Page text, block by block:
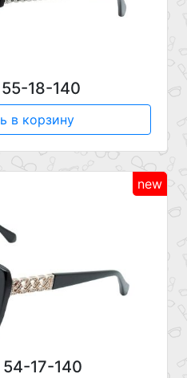
55-18-140
в корзину
new
54-17-140